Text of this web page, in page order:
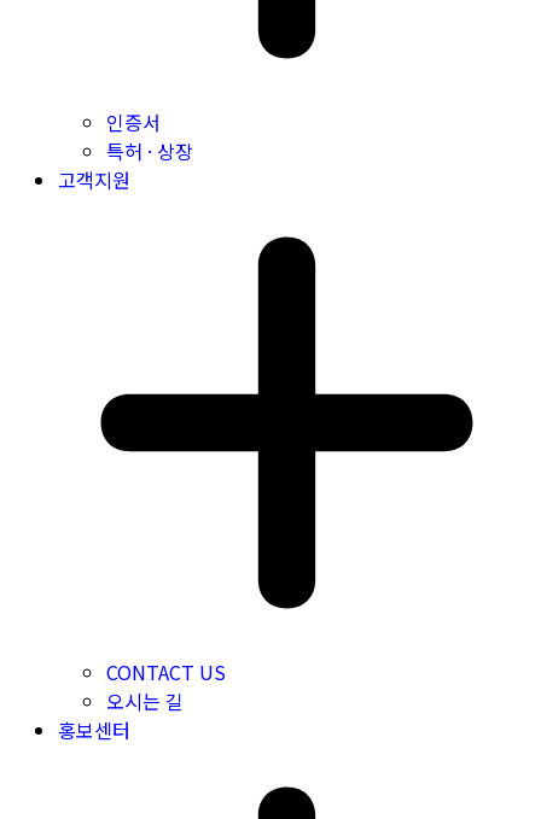
인증서
특허 · 상장
고객지원
CONTACT US
오시는 길
홍보센터